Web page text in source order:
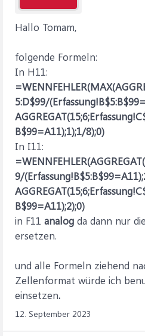
Hallo Tomam,
folgende Formeln:
In H11:
5:D$99/
B$99=A11);1);1/8);0)
In I11:
9/
B$99=A11);2);0)
in F11 analog da dann nur
ersetzen.
und alle Formeln ziehend
Zellenformat würde ich
einsetzen.
12. September 2023